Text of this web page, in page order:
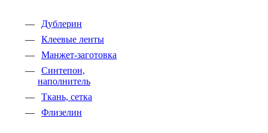
Дублерин
Клеевые ленты
Манжет-заготовка
Синтепон,
наполнитель
Ткань, сетка
Флизелин